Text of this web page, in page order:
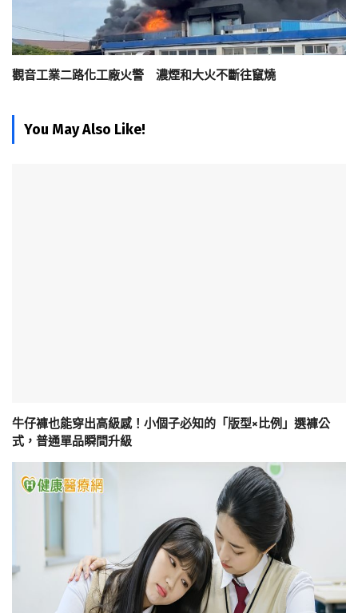
觀音工業二路化工廠火警 濃煙和大火不斷往竄燒
You May Also Like!
牛仔褲也能穿出高級感！小個子必知的「版型×比例」選褲公
式，普通單品瞬間升級